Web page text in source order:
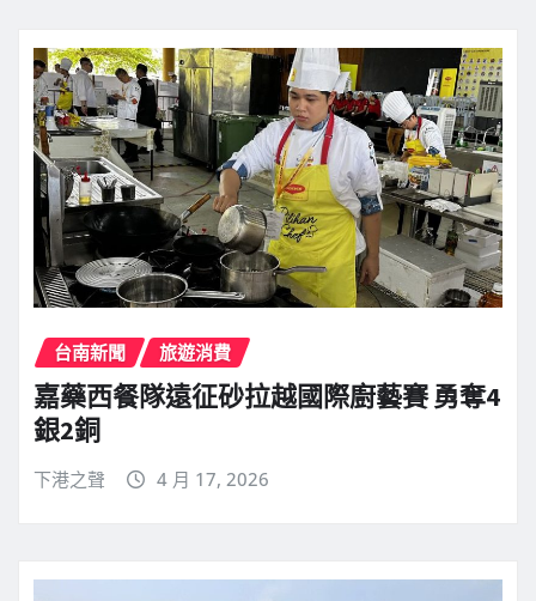
台南新聞 旅遊消費
嘉藥西餐隊遠征砂拉越國際廚藝賽 勇奪4
銀2銅
下港之聲 4 月 17, 2026